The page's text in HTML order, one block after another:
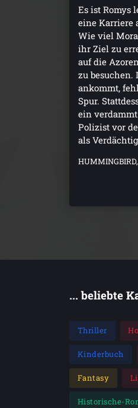
Es ist Romys
eine Karriere
Wie viel
ihr Ziel zu
auf die
zu besuchen.
ankommt,
Spur.
ein
Polizist vor
als
... beliebte
Thriller
Kinderbuch
Fantasy
Historische-